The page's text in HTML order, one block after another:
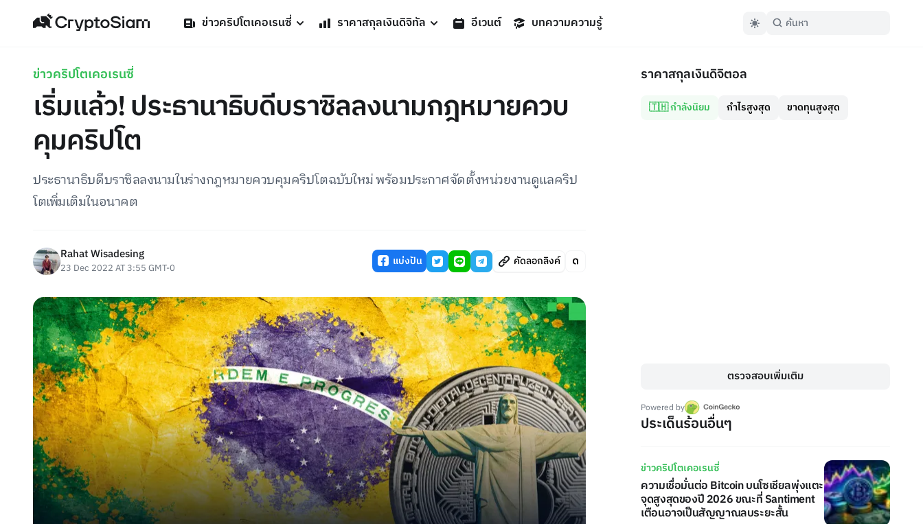
ข่าวคริปโตเคอเรนซี่ ราคาสกุลเงินดิจิทัล อีเวนต์ บทความความรู้
ข่าวคริปโตเคอเรนซี่
เริ่มแล้ว! ประธานาธิบดีบราซิลลงนามกฎหมายควบ
คุมคริปโต
ประธานาธิบดีบราซิลลงนามในร่างกฎหมายควบคุมคริปโตฉบับใหม่ พร้อมประกาศจัดตั้งหน่วยงานดูแลคริป
โตเพิ่มเติมในอนาคต
Rahat Wisadesing
23 Dec 2022 AT 3:55 GMT-0 แบ่งปัน คัดลอกลิงค์
ราคาสกุลเงินดิจิตอล
🇹🇭 กำลังนิยม กำไรสูงสุด ขาดทุนสูงสุด
ตรวจสอบเพิ่มเติม
Powered by
ประเด็นร้อนอื่นๆ
ข่าวคริปโตเคอเรนซี่
ความเชื่อมั่นต่อ Bitcoin บนโซเชียลพุ่งแตะ
จุดสูงสุดของปี 2026 ขณะที่ Santiment
เตือนอาจเป็นสัญญาณลบระยะสั้น